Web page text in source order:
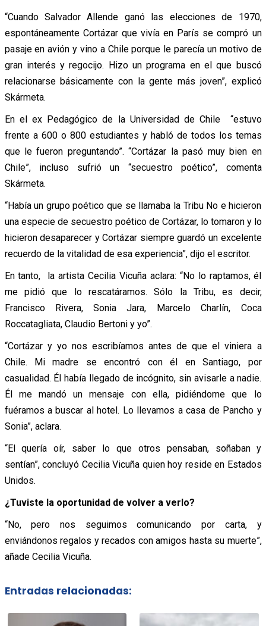
“Cuando Salvador Allende ganó las elecciones de 1970,
espontáneamente Cortázar que vivía en París se compró un
pasaje en avión y vino a Chile porque le parecía un motivo de
gran interés y regocijo. Hizo un programa en el que buscó
relacionarse básicamente con la gente más joven”, explicó
Skármeta.
En el ex Pedagógico de la Universidad de Chile “estuvo
frente a 600 o 800 estudiantes y habló de todos los temas
que le fueron preguntando”. “Cortázar la pasó muy bien en
Chile”, incluso sufrió un “secuestro poético”, comenta
Skármeta.
“Había un grupo poético que se llamaba la Tribu No e hicieron
una especie de secuestro poético de Cortázar, lo tomaron y lo
hicieron desaparecer y Cortázar siempre guardó un excelente
recuerdo de la vitalidad de esa experiencia”, dijo el escritor.
En tanto, la artista Cecilia Vicuña aclara: “No lo raptamos, él
me pidió que lo rescatáramos. Sólo la Tribu, es decir,
Francisco Rivera, Sonia Jara, Marcelo Charlín, Coca
Roccatagliata, Claudio Bertoni y yo”.
“Cortázar y yo nos escribíamos antes de que el viniera a
Chile. Mi madre se encontró con él en Santiago, por
casualidad. Él había llegado de incógnito, sin avisarle a nadie.
Él me mandó un mensaje con ella, pidiéndome que lo
fuéramos a buscar al hotel. Lo llevamos a casa de Pancho y
Sonia”, aclara.
“El quería oír, saber lo que otros pensaban, soñaban y
sentían”, concluyó Cecilia Vicuña quien hoy reside en Estados
Unidos.
¿Tuviste la oportunidad de volver a verlo?
“No, pero nos seguimos comunicando por carta, y
enviándonos regalos y recados con amigos hasta su muerte”,
añade Cecilia Vicuña.
Entradas relacionadas: